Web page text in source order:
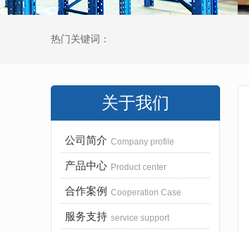
热门关键词：
关于我们
公司简介 Company profile
产品中心 Product center
合作案例 Cooperation Case
服务支持 service support